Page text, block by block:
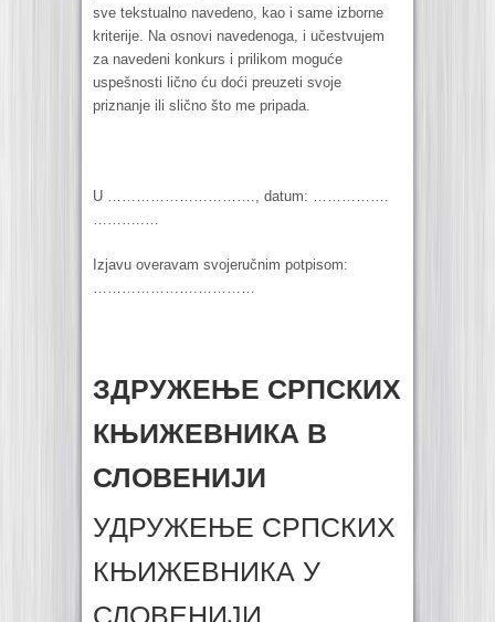
sve tekstualno navedeno, kao i same izborne
kriterije. Na osnovi navedenoga, i učestvujem
za navedeni konkurs i prilikom moguće
uspešnosti lično ću doći preuzeti svoje
priznanje ili slično što me pripada.
U …………………………., datum: …………….
………..…
Izjavu overavam svojeručnim potpisom:
………………….…………
ЗДРУЖЕЊЕ СРПСКИХ
КЊИЖЕВНИКА В
СЛОВЕНИЈИ
УДРУЖЕЊЕ СРПСКИХ
КЊИЖЕВНИКА У
СЛОВЕНИЈИ